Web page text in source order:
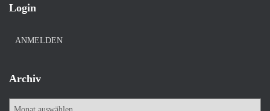
Login
ANMELDEN
Archiv
A